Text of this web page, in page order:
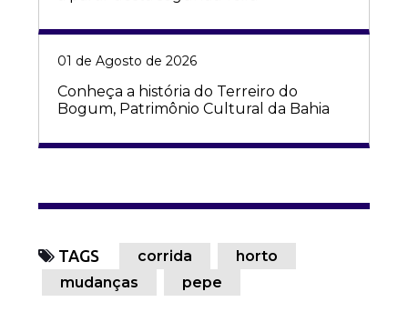
01 de Agosto de 2026
Conheça a história do Terreiro do
Bogum, Patrimônio Cultural da Bahia
TAGS corrida
horto
mudanças
pepe